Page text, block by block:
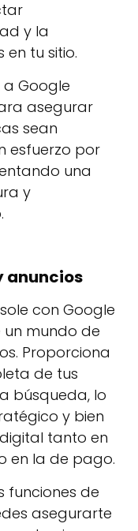
y la
tu sitio.
a Google
asegurar
sean
esfuerzo por
una
y
anuncios
con Google
un mundo de
Proporciona
de tus
búsqueda, lo
y bien
tanto en
en la de pago.
funciones de
asegurarte